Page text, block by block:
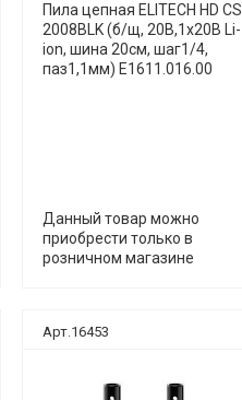
Пила цепная ELITECH HD CS
2008BLK (б/щ, 20В,1х20В Li-
ion, шина 20см, шаг1/4,
паз1,1мм) E1611.016.00
Данный товар можно
приобрести только в
розничном магазине
Арт.16453